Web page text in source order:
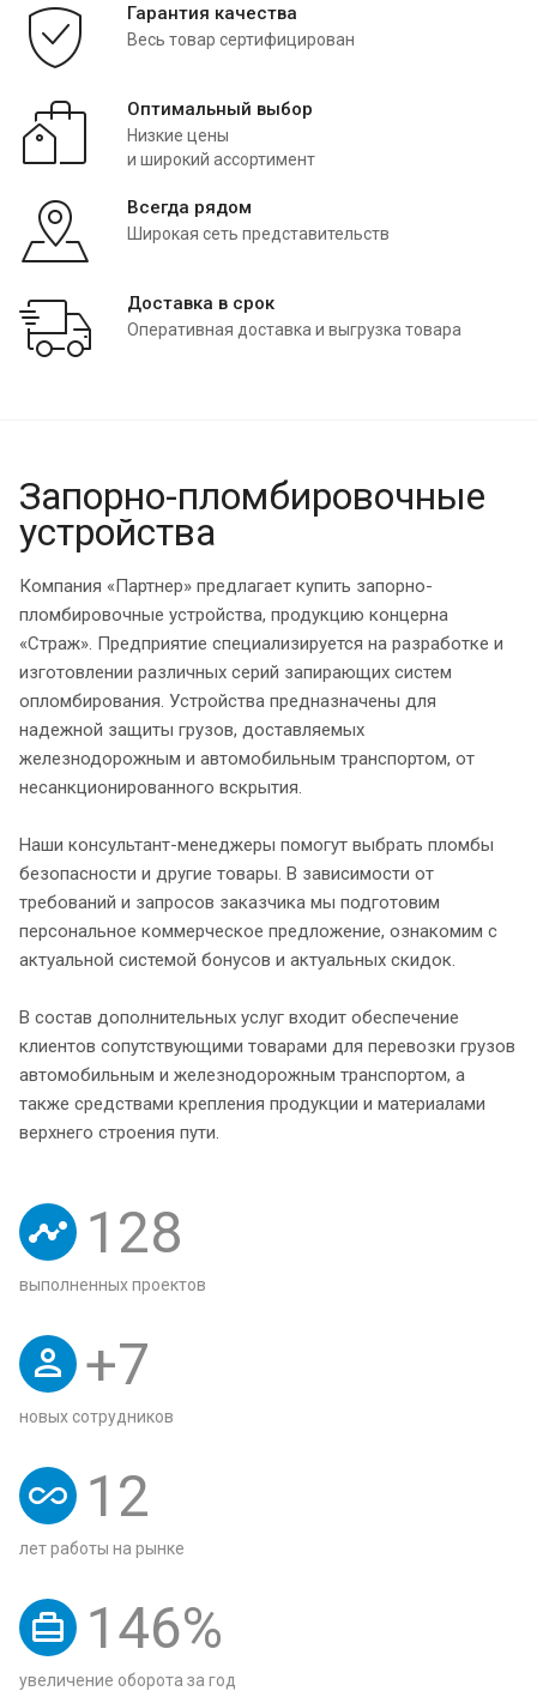
Гарантия качества
Весь товар сертифицирован
Оптимальный выбор
Низкие цены
и широкий ассортимент
Всегда рядом
Широкая сеть представительств
Доставка в срок
Оперативная доставка и выгрузка товара
Запорно-пломбировочные
устройства
Компания «Партнер» предлагает купить запорно-
пломбировочные устройства, продукцию концерна
«Страж». Предприятие специализируется на разработке и
изготовлении различных серий запирающих систем
опломбирования. Устройства предназначены для
надежной защиты грузов, доставляемых
железнодорожным и автомобильным транспортом, от
несанкционированного вскрытия.
Наши консультант-менеджеры помогут выбрать пломбы
безопасности и другие товары. В зависимости от
требований и запросов заказчика мы подготовим
персональное коммерческое предложение, ознакомим с
актуальной системой бонусов и актуальных скидок.
В состав дополнительных услуг входит обеспечение
клиентов сопутствующими товарами для перевозки грузов
автомобильным и железнодорожным транспортом, а
также средствами крепления продукции и материалами
верхнего строения пути.
128
выполненных проектов
+7
новых сотрудников
12
лет работы на рынке
146%
увеличение оборота за год